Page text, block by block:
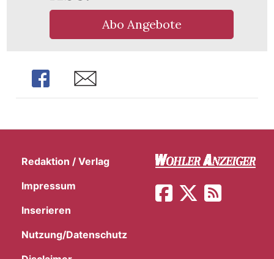
Abo Angebote
Share Share
Redaktion / Verlag
Impressum
Inserieren
Nutzung/Datenschutz